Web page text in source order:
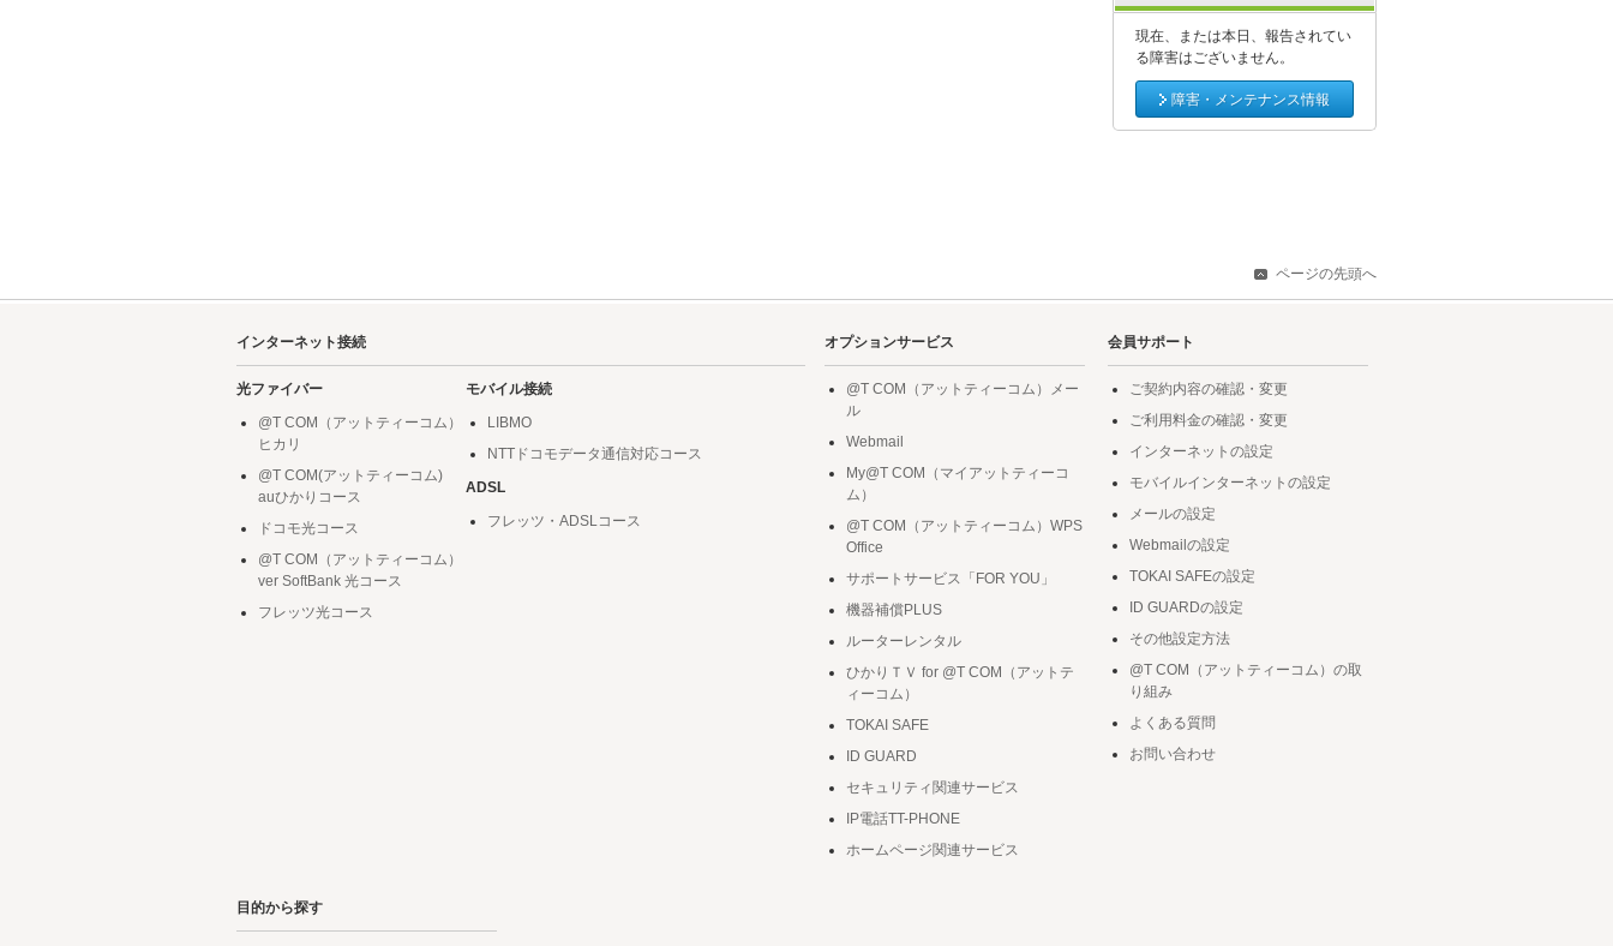
現在、または本日、報告されてい
る障害はございません。
障害・メンテナンス情報
ページの先頭へ
インターネット接続
光ファイバー
@T COM（アットティーコム）
ヒカリ
@T COM(アットティーコム)
auひかりコース
ドコモ光コース
@T COM（アットティーコム）
ver SoftBank 光コース
フレッツ光コース
モバイル接続
LIBMO
NTTドコモデータ通信対応コース
ADSL
フレッツ・ADSLコース
オプションサービス
@T COM（アットティーコム）メー
ル
Webmail
My@T COM（マイアットティーコ
ム）
@T COM（アットティーコム）WPS
Office
サポートサービス「FOR YOU」
機器補償PLUS
ルーターレンタル
ひかりＴＶ for @T COM（アットテ
ィーコム）
TOKAI SAFE
ID GUARD
セキュリティ関連サービス
IP電話TT-PHONE
ホームページ関連サービス
会員サポート
ご契約内容の確認・変更
ご利用料金の確認・変更
インターネットの設定
モバイルインターネットの設定
メールの設定
Webmailの設定
TOKAI SAFEの設定
ID GUARDの設定
その他設定方法
@T COM（アットティーコム）の取
り組み
よくある質問
お問い合わせ
目的から探す